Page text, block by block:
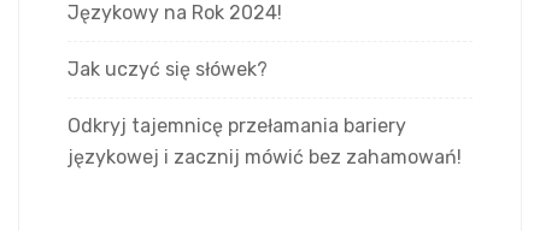
Językowy na Rok 2024!
Jak uczyć się słówek?
Odkryj tajemnicę przełamania bariery
językowej i zacznij mówić bez zahamowań!